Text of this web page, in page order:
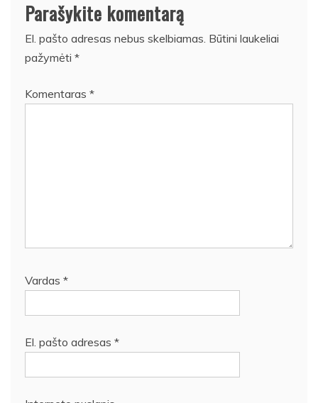
Parašykite komentarą
El. pašto adresas nebus skelbiamas. Būtini laukeliai
pažymėti *
Komentaras *
Vardas *
El. pašto adresas *